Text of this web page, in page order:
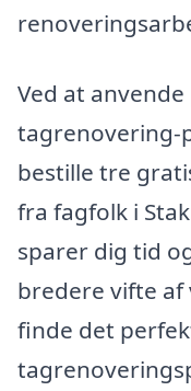
Ved at
tagrenovering-
bestille tre
fra fagfolk i
sparer dig tid
bredere vifte af
finde det